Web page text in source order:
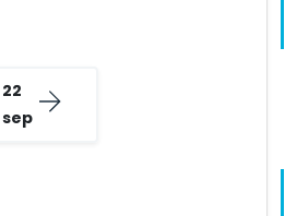
22
sep